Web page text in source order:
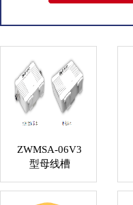
ZWMSA-06V3
型母线槽